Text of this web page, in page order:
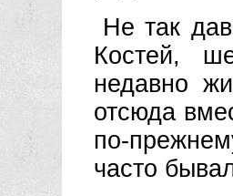
Не так
Костей,
недавно
отсюда
по-
часто